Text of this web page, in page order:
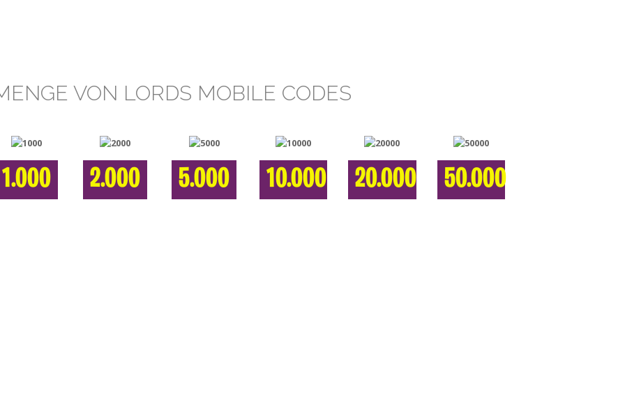
VON LORDS MOBILE CODES
1.000 2.000 5.000 10.000 20.000 50.000